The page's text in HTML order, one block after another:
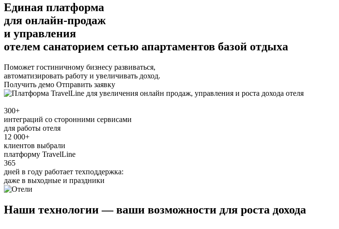
Единая платформа
для онлайн-продаж
и управления
отелем санаторием сетью апартаментов базой отдыха
Поможет гостиничному бизнесу развиваться,
автоматизировать работу и увеличивать доход.
Получить демо Отправить заявку
300+
интеграций со сторонними сервисами
для работы отеля
12 000+
клиентов выбрали
платформу TravelLine
365
дней в году работает техподдержка:
даже в выходные и праздники
Наши технологии — ваши возможности для роста дохода